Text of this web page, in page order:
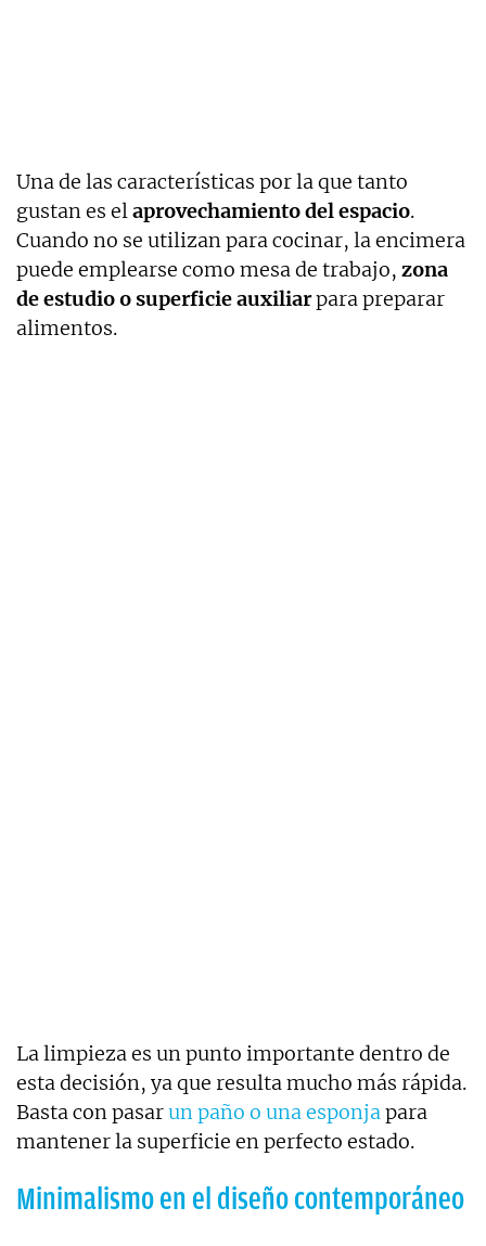
Una de las características por la que tanto
gustan es elaprovechamiento del espacio.
Cuando no se utilizan para cocinar, la encimera
puede emplearse como mesa de trabajo, zona
de estudio o superficie auxiliarpara preparar
alimentos.
La limpieza es un punto importante dentro de
esta decisión, ya que resulta mucho más rápida.
Basta con pasarun paño o una esponjapara
mantener la superficie en perfecto estado.
Minimalismo en el diseño contemporáneo